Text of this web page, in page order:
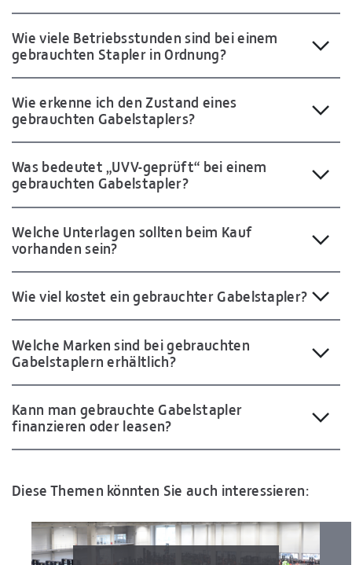
Wie viele Betriebsstunden sind bei einem
gebrauchten Stapler in Ordnung?
Wie erkenne ich den Zustand eines
gebrauchten Gabelstaplers?
Was bedeutet „UVV-geprüft“ bei einem
gebrauchten Gabelstapler?
Welche Unterlagen sollten beim Kauf
vorhanden sein?
Wie viel kostet ein gebrauchter Gabelstapler?
Welche Marken sind bei gebrauchten
Gabelstaplern erhältlich?
Kann man gebrauchte Gabelstapler
finanzieren oder leasen?
Diese Themen könnten Sie auch interessieren: